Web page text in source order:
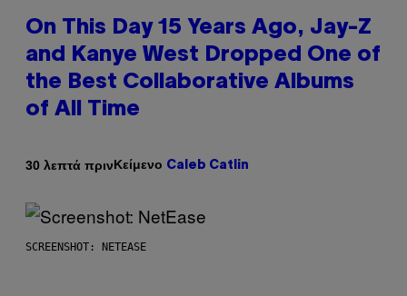
On This Day 15 Years Ago, Jay-Z
and Kanye West Dropped One of
the Best Collaborative Albums
of All Time
30 λεπτά πρινΚείμενο Caleb Catlin
SCREENSHOT: NETEASE